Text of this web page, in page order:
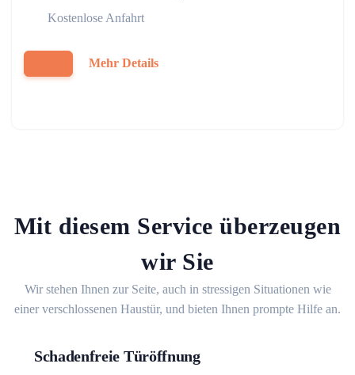
Kostenlose Anfahrt
Mehr Details
Mit diesem Service überzeugen
wir Sie
Wir stehen Ihnen zur Seite, auch in stressigen Situationen wie
einer verschlossenen Haustür, und bieten Ihnen prompte Hilfe an.
Schadenfreie Türöffnung